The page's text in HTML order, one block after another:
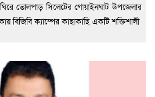
তোলপাড় সিলেটের গোয়াইনঘাট উপজেলার
বিজিবি ক্যাম্পের কাছাকাছি একটি শক্তিশালী